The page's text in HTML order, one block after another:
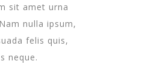
sit amet urna
nulla ipsum,
felis quis,
neque.